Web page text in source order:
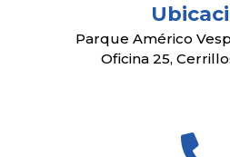
Parque Américo
Oficina 25,